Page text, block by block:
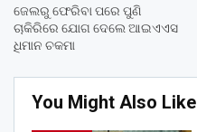
ଜେଲରୁ ଫେରିବା ପରେ ପୁଣି
ଚାକିରିରେ ଯୋଗ ଦେଲେ ଆଇଏଏସ
ଧିମାନ ଚକମା
You Might Also Like